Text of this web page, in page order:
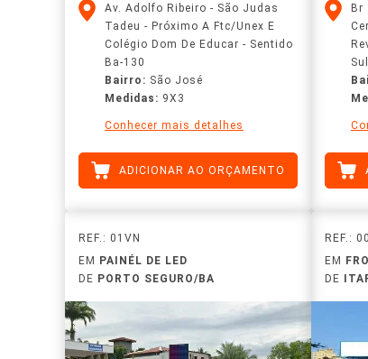
Av. Adolfo Ribeiro - São Judas
Tadeu - Próximo A Ftc/Unex E
Colégio Dom De Educar - Sentido
Ba-130
Bairro: São José
Medidas: 9X3
Conhecer mais detalhes
ADICIONAR AO ORÇAMENTO
Br
REF.: 01VN
EM PAINÉL DE LED
DE PORTO SEGURO/BA
REF.:
EM
DE